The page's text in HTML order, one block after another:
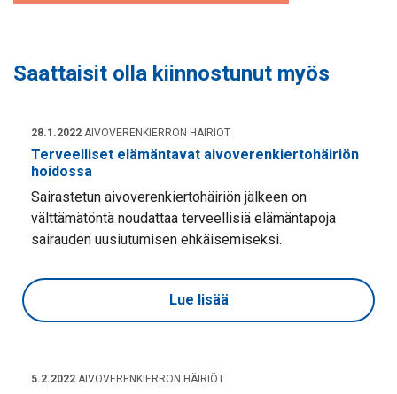
Saattaisit olla kiinnostunut myös
28.1.2022 AIVOVERENKIERRON HÄIRIÖT
Terveelliset elämäntavat aivoverenkiertohäiriön
hoidossa
Sairastetun aivoverenkiertohäiriön jälkeen on
välttämätöntä noudattaa terveellisiä elämäntapoja
sairauden uusiutumisen ehkäisemiseksi.
Lue lisää
5.2.2022 AIVOVERENKIERRON HÄIRIÖT